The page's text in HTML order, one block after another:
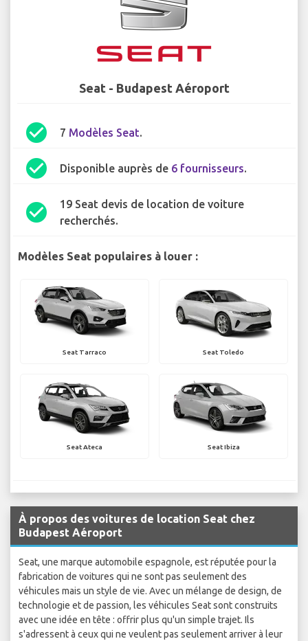
Seat - Budapest Aéroport
check_circle 7 Modèles Seat.
check_circle Disponible auprès de 6 fournisseurs.
check_circle
19 Seat devis de location de voiture
recherchés.
Modèles Seat populaires à louer :
Seat Tarraco Seat Toledo
Seat Ateca Seat Ibiza
À propos des voitures de location Seat chez
Budapest Aéroport
Seat, une marque automobile espagnole, est réputée pour la
fabrication de voitures qui ne sont pas seulement des
véhicules mais un style de vie. Avec un mélange de design, de
technologie et de passion, les véhicules Seat sont construits
avec une idée en tête : offrir plus qu'un simple trajet. Ils
s'adressent à ceux qui ne veulent pas seulement arriver à leur